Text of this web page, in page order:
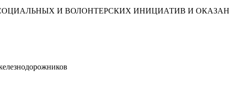
И ВОЛОНТЕРСКИХ ИНИЦИАТИВ И